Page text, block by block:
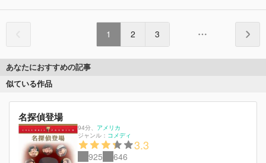
1 2 3
あなたにおすすめの記事
似ている作品
名探偵登場
94分
アメリカ
ジャンル： コメディ
3.3
925 646